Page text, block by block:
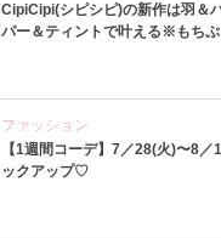
CipiCipi(シピシピ)の新作は羽＆
パー＆ティントで叶える※もち
ファッション
【1週間コーデ】7／28(火)〜8
ックアップ♡